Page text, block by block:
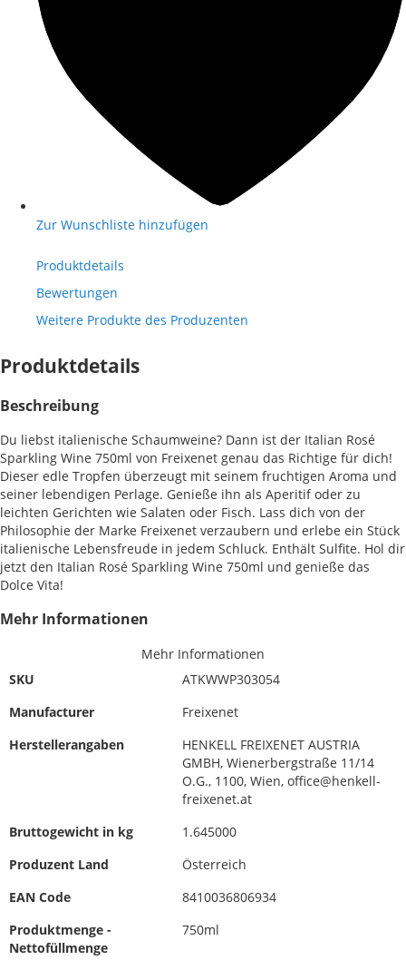
Zur Wunschliste hinzufügen
Produktdetails
Bewertungen
Weitere Produkte des Produzenten
Produktdetails
Beschreibung
Du liebst italienische Schaumweine? Dann ist der Italian Rosé
Sparkling Wine 750ml von Freixenet genau das Richtige für dich!
Dieser edle Tropfen überzeugt mit seinem fruchtigen Aroma und
seiner lebendigen Perlage. Genieße ihn als Aperitif oder zu
leichten Gerichten wie Salaten oder Fisch. Lass dich von der
Philosophie der Marke Freixenet verzaubern und erlebe ein Stück
italienische Lebensfreude in jedem Schluck. Enthält Sulfite. Hol dir
jetzt den Italian Rosé Sparkling Wine 750ml und genieße das
Dolce Vita!
Mehr Informationen
Mehr Informationen
SKU
ATKWWP303054
Manufacturer
Freixenet
Herstellerangaben
HENKELL FREIXENET AUSTRIA
GMBH, Wienerbergstraße 11/14
O.G., 1100, Wien, office@henkell-
freixenet.at
Bruttogewicht in kg
1.645000
Produzent Land
Österreich
EAN Code
8410036806934
Produktmenge -
Nettofüllmenge
750ml